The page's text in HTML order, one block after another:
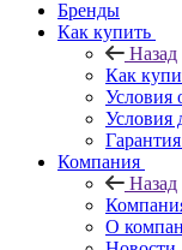
Бренды
Как купить
Назад
Как
Условия
Условия
Компания
Назад
О